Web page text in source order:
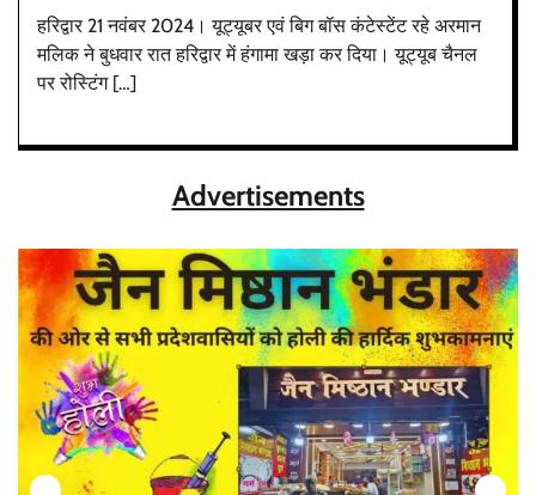
हरिद्वार 21 नवंबर 2024। यूट्यूबर एवं बिग बॉस कंटेस्टेंट रहे अरमान
मलिक ने बुधवार रात हरिद्वार में हंगामा खड़ा कर दिया। यूट्यूब चैनल
पर रोस्टिंग […]
Advertisements